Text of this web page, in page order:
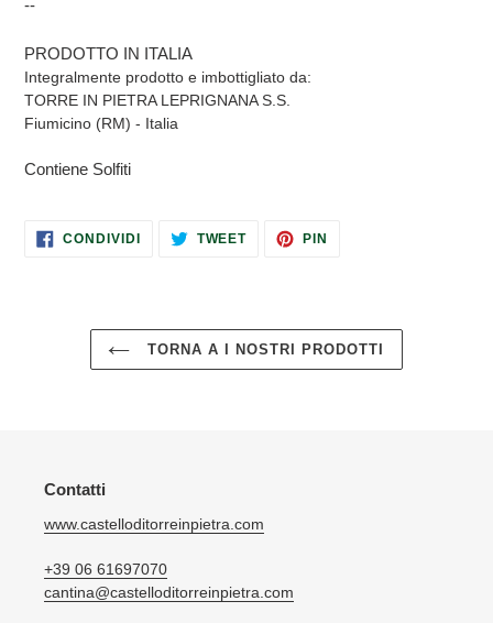
--
PRODOTTO IN ITALIA
Integralmente prodotto e imbottigliato da:
TORRE IN PIETRA LEPRIGNANA S.S.
Fiumicino (RM) - Italia
Contiene Solfiti
CONDIVIDICONDIVIDI
SU
TWEETTWITTA PIN
TORNA A I NOSTRI PRODOTTI
Contatti
www.castelloditorreinpietra.com
+39 06 61697070
cantina@castelloditorreinpietra.com